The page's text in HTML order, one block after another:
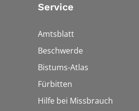
Service
Amtsblatt
Beschwerde
Bistums-Atlas
Fürbitten
Hilfe bei Missbrauch